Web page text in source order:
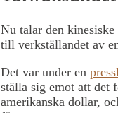
Nu talar den
till verkställandet av
Det var under en
ställa sig emot att det
amerikanska dollar,